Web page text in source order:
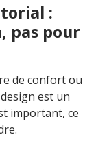
:
pas pour
de confort ou
est un
important, ce